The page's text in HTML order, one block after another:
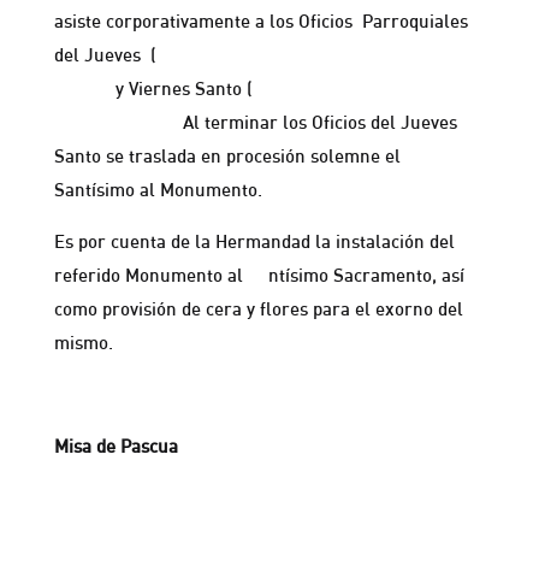
asiste corporativamente a los Oficios Parroquiales
del Jueves (
y Viernes Santo (
Al terminar los Oficios del Jueves
Santo se traslada en procesión solemne el
Santísimo al Monumento.
Es por cuenta de la Hermandad la instalación del
referido Monumento al
ntísimo Sacramento, así
como provisión de cera y flores para el exorno del
mismo.
Misa de Pascua